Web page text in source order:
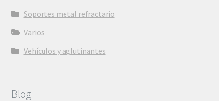
Soportes metal refractario
Varios
Vehículos y aglutinantes
Blog